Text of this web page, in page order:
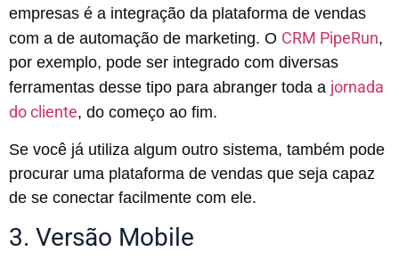
empresas é a integração da plataforma de vendas
com a de automação de marketing. O CRM PipeRun,
por exemplo, pode ser integrado com diversas
ferramentas desse tipo para abranger toda a jornada
do cliente, do começo ao fim.
Se você já utiliza algum outro sistema, também pode
procurar uma plataforma de vendas que seja capaz
de se conectar facilmente com ele.
3. Versão Mobile